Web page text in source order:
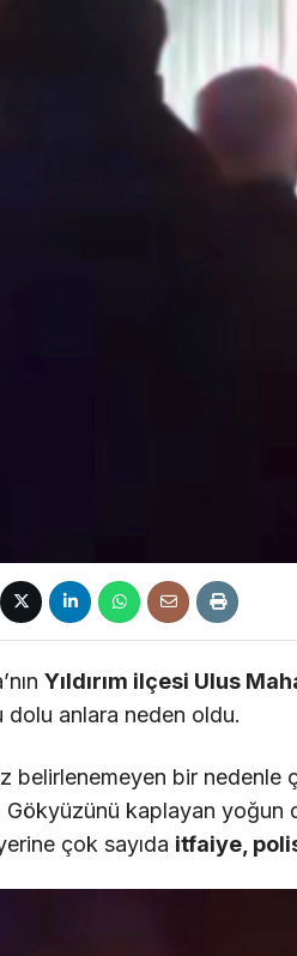
Yıldırım ilçesi Ulus
dolu anlara neden oldu.
belirlenemeyen bir nedenle
Gökyüzünü kaplayan
çok sayıda itfaiye,